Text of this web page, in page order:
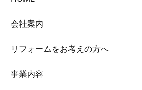
会社案内
リフォームをお考えの方へ
事業内容